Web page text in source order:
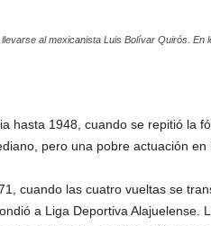
al mexicanista Luis Bolívar Quirós.
hasta 1948, cuando se repitió la
pero una pobre actuación
cuando las cuatro vueltas se
a Liga Deportiva